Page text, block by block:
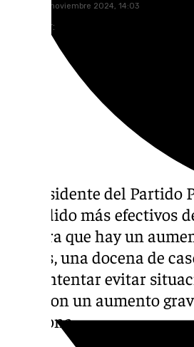
viernes, 22 noviembre 2024, 14:03
Compartir:
El presidente del Partido
ha pedido más
asegura que hay un
menos, una docena de
para intentar evitar
días, con un aumento
Carmona.